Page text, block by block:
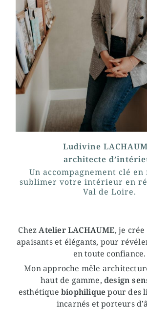
Ludivine
architecte
Un accompagnement clé
sublimer votre intérieur en
Val de Loire.
ChezAtelier LACHAUME, je
apaisants et élégants, pour
en toute confiance.
Mon approche mêle
haut de gamme, design
esthétique biophiliquepour des
incarnés et porteurs